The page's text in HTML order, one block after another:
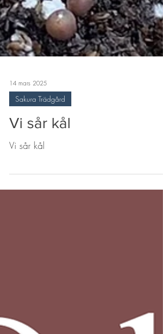
Sakura Trädgård
Vi sår kål
Vi sår kål